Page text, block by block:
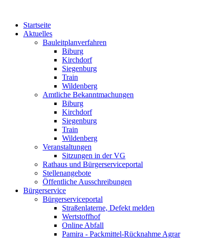
Startseite
Aktuelles
Bauleitplanverfahren
Biburg
Kirchdorf
Siegenburg
Train
Wildenberg
Amtliche Bekanntmachungen
Biburg
Kirchdorf
Siegenburg
Train
Wildenberg
Veranstaltungen
Sitzungen in der VG
Rathaus und Bürgerserviceportal
Stellenangebote
Öffentliche Ausschreibungen
Bürgerservice
Bürgerserviceportal
Straßenlaterne, Defekt melden
Wertstoffhof
Online Abfall
Pamira - Packmittel-Rücknahme Agrar